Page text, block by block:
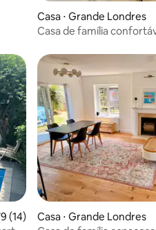
Casa ⋅ Grande Londres
Casa de família
uma avaliação média de 5, 14
(14)
Casa ⋅ Grande Londres